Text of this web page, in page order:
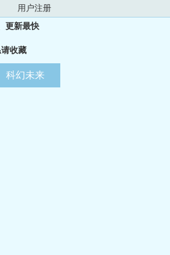
用户注册
更新最快
收藏
科幻未来